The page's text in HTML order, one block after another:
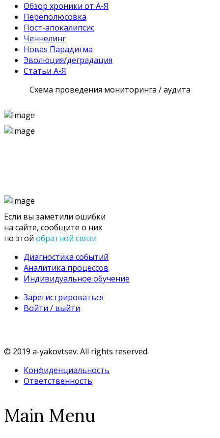
Обзор хроники от А-Я
Переполюсовка
Пост-апокалипсис
Ченнелинг
Новая Парадигма
Эволюция/деградация
Статьи А-Я
Схема проведения мониторинга / аудита
Если вы заметили ошибки
на сайте, сообщите о них
по этой обратной связи
Диагностика событий
Аналитика процессов
Индивидуальное обучение
Зарегистрироваться
Войти / выйти
© 2019 a-yakovtsev. All rights reserved
Конфиденциальность
Ответственность
Main Menu